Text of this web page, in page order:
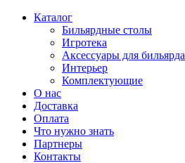
Каталог
Бильярдные столы
Игротека
Аксессуары для бильярда
Интерьер
Комплектующие
О нас
Доставка
Оплата
Что нужно знать
Партнеры
Контакты